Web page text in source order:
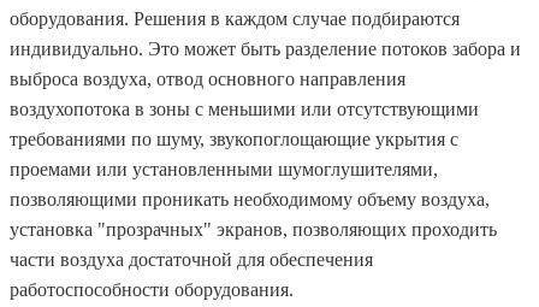
оборудования. Решения в каждом случае подбираются
индивидуально. Это может быть разделение потоков забора и
выброса воздуха, отвод основного направления
воздухопотока в зоны с меньшими или отсутствующими
требованиями по шуму, звукопоглощающие укрытия с
проемами или установленными шумоглушителями,
позволяющими проникать необходимому объему воздуха,
установка "прозрачных" экранов, позволяющих проходить
части воздуха достаточной для обеспечения
работоспособности оборудования.